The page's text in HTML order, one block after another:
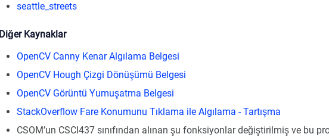
seattle_streets
Diğer Kaynaklar
OpenCV Canny Kenar Algılama Belgesi
OpenCV Hough Çizgi Dönüşümü Belgesi
OpenCV Görüntü Yumuşatma Belgesi
StackOverflow Fare Konumunu Tıklama ile Algılama - Tartışma
CSOM’un CSCI437 sınıfından alınan şu fonksiyonlar değiştirilmiş ve bu